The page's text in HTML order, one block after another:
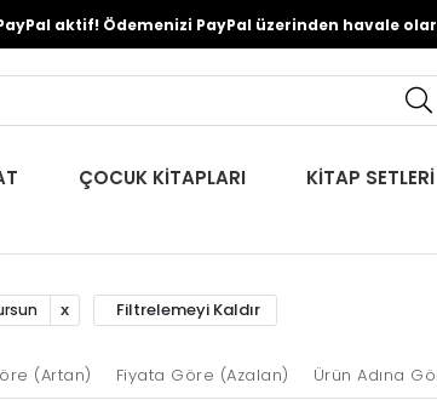
aktif! Ödemenizi PayPal üzerinden havale
ÇOCUK KİTAPLARI KİTAP SETLERİ
Filtrelemeyi Kaldır
(Artan) Fiyata Göre (Azalan) Ürün Adına